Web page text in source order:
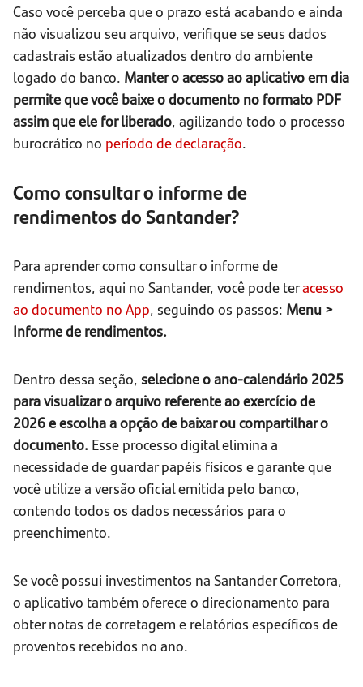
Caso você perceba que o prazo está acabando e ainda
não visualizou seu arquivo, verifique se seus dados
cadastrais estão atualizados dentro do ambiente
logado do banco. Manter o acesso ao aplicativo em dia
permite que você baixe o documento no formato PDF
assim que ele for liberado, agilizando todo o processo
burocrático no período de declaração.
Como consultar o informe de
rendimentos do Santander?
Para aprender como consultar o informe de
rendimentos, aqui no Santander, você pode teracesso
ao documento no App, seguindo os passos: Menu >
Informe de rendimentos.
Dentro dessa seção, selecione o ano-calendário 2025
para visualizar o arquivo referente ao exercício de
2026 e escolha a opção de baixar ou compartilhar o
documento. Esse processo digital elimina a
necessidade de guardar papéis físicos e garante que
você utilize a versão oficial emitida pelo banco,
contendo todos os dados necessários para o
preenchimento.
Se você possui investimentos na Santander Corretora,
o aplicativo também oferece o direcionamento para
obter notas de corretagem e relatórios específicos de
proventos recebidos no ano.